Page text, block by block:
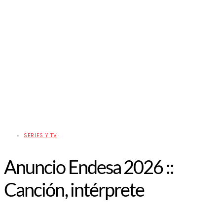
SERIES Y TV
Anuncio Endesa 2026 ::
Canción, intérprete